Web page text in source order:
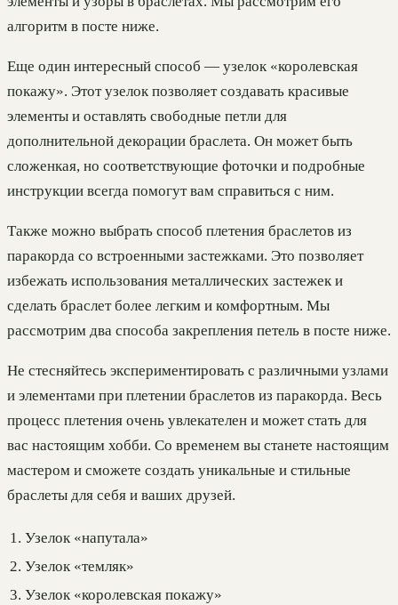
алгоритм в посте ниже.
Еще один интересный способ — узелок «королевская
покажу». Этот узелок позволяет создавать красивые
элементы и оставлять свободные петли для
дополнительной декорации браслета. Он может быть
сложенкая, но соответствующие фоточки и подробные
инструкции всегда помогут вам справиться с ним.
Также можно выбрать способ плетения браслетов из
паракорда со встроенными застежками. Это позволяет
избежать использования металлических застежек и
сделать браслет более легким и комфортным. Мы
рассмотрим два способа закрепления петель в посте ниже.
Не стесняйтесь экспериментировать с различными узлами
и элементами при плетении браслетов из паракорда. Весь
процесс плетения очень увлекателен и может стать для
вас настоящим хобби. Со временем вы станете настоящим
мастером и сможете создать уникальные и стильные
браслеты для себя и ваших друзей.
1. Узелок «напутала»
2. Узелок «темляк»
3. Узелок «королевская покажу»